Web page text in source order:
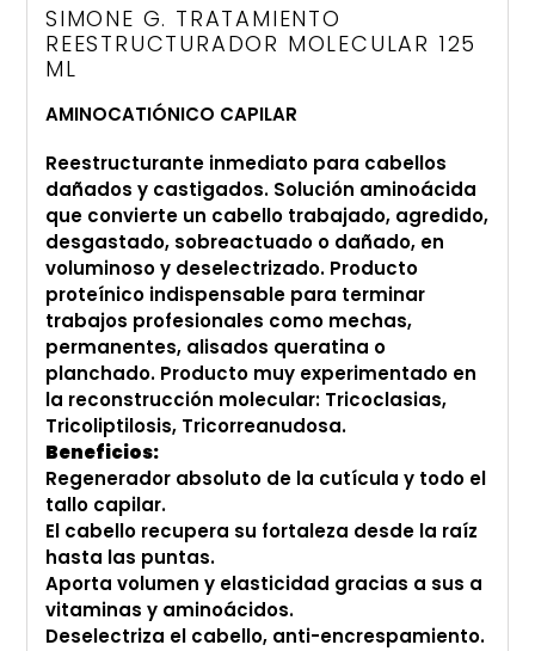
carrito
compra
SIMONE G. TRATAMIENTO
REESTRUCTURADOR MOLECULAR 125
ML
AMINOCATIÓNICO CAPILAR
Reestructurante inmediato para cabellos
dañados y castigados. Solución aminoácida
que convierte un cabello trabajado, agredido,
desgastado, sobreactuado o dañado, en
voluminoso y deselectrizado. Producto
proteínico indispensable para terminar
trabajos profesionales como mechas,
permanentes, alisados queratina o
planchado. Producto muy experimentado en
la reconstrucción molecular: Tricoclasias,
Tricoliptilosis, Tricorreanudosa.
Beneficios:
Regenerador absoluto de la cutícula y todo el
tallo capilar.
El cabello recupera su fortaleza desde la raíz
hasta las puntas.
Aporta volumen y elasticidad gracias a sus a
vitaminas y aminoácidos.
Deselectriza el cabello, anti-encrespamiento.